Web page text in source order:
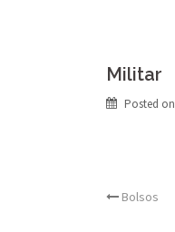
Militar
Posted on
Post
Bolsos